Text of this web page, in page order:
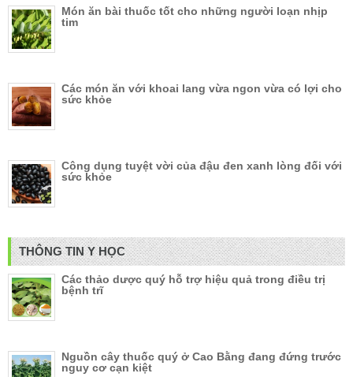
Món ăn bài thuốc tốt cho những người loạn nhịp
tim
Các món ăn với khoai lang vừa ngon vừa có lợi cho
sức khỏe
Công dụng tuyệt vời của đậu đen xanh lòng đối với
sức khỏe
THÔNG TIN Y HỌC
Các thảo dược quý hỗ trợ hiệu quả trong điều trị
bệnh trĩ
Nguồn cây thuốc quý ở Cao Bằng đang đứng trước
nguy cơ cạn kiệt